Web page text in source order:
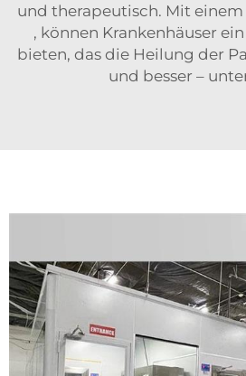
und therapeutisch. Mit einem
, können Krankenhäuser
bieten, das die Heilung der
und besser –